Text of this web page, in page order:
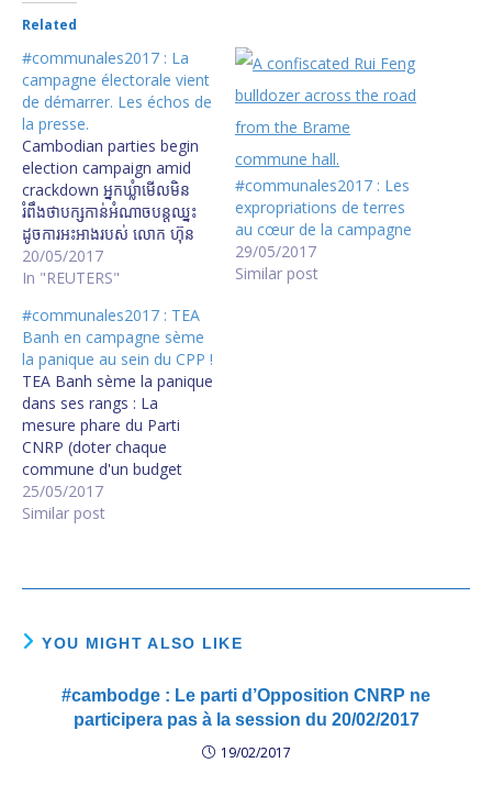
Related
#communales2017 : La
campagne électorale vient
de démarrer. Les échos de
la presse.
Cambodian parties begin
election campaign amid
crackdown អ្នកឃ្លំាមើលមិន
រំពឹងថាបក្សកា​ន់អំណាចបន្តឈ្នះ
ដូចការអះអាងរបស់ លោក ហ៊ុន
សែន​ Change Is Coming,
Kem Sokha Promises at
for Cambodia Vote 'Free
From Threats' Ruling
Party Rally Assembles
Crowd of Mixed
Allegiances Commune
elections 2017: Parties
strut in first push for polls
…
20/05/2017
In "REUTERS"
#communales2017 : Les
expropriations de terres
au cœur de la campagne
29/05/2017
Similar post
#communales2017 : TEA
Banh en campagne sème
la panique au sein du CPP !
TEA Banh sème la panique
dans ses rangs : La
mesure phare du Parti
CNRP (doter chaque
commune d'un budget
propre de $500 000 par
an) pose un énorme
25/05/2017
Similar post
YOU MIGHT ALSO LIKE
#cambodge : Le parti d’Opposition CNRP ne
participera pas à la session du 20/02/2017
19/02/2017